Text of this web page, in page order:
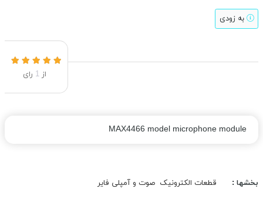
به زودی
از 1 رای
MAX4466 model microphone module
بخشها : قطعات الکترونیک صوت و آمپلی فایر